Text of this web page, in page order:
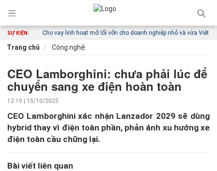
SỰ KIỆN:
địa Cho vay linh hoạt mở lối vốn cho doanh nghiệp nhỏ và vừa Việt Nam
Trang chủ Công nghệ
CEO Lamborghini: chưa phải lúc để
chuyển sang xe điện hoàn toàn
12:19 | 15/10/2025
CEO Lamborghini xác nhận Lanzador 2029 sẽ dùng
hybrid thay vì điện toàn phần, phản ánh xu hướng xe
điện toàn cầu chững lại.
Bài viết liên quan